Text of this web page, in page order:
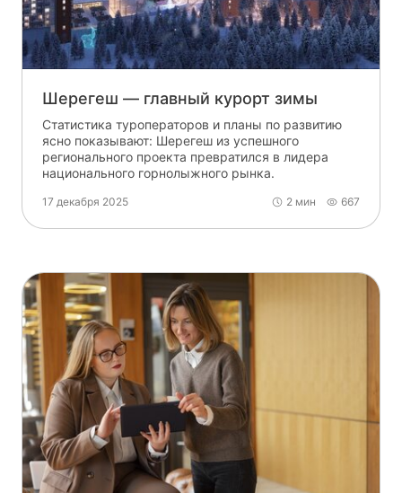
Шерегеш — главный курорт зимы
Статистика туроператоров и планы по развитию
ясно показывают: Шерегеш из успешного
регионального проекта превратился в лидера
национального горнолыжного рынка.
17 декабря 2025 2 мин 667